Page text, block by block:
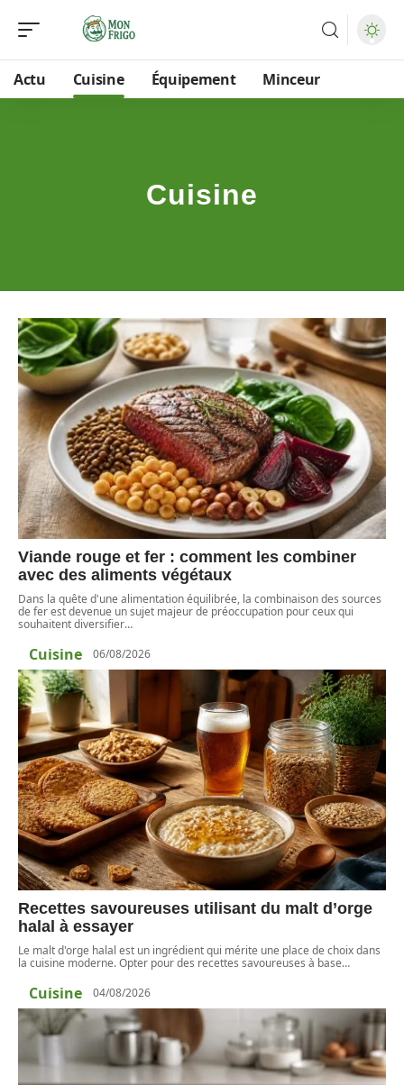
Actu Cuisine Équipement Minceur
Cuisine
Viande rouge et fer : comment les combiner
avec des aliments végétaux
Dans la quête d'une alimentation équilibrée, la combinaison des sources
de fer est devenue un sujet majeur de préoccupation pour ceux qui
souhaitent diversifier…
Cuisine 06/08/2026
Recettes savoureuses utilisant du malt d’orge
halal à essayer
Le malt d'orge halal est un ingrédient qui mérite une place de choix dans
la cuisine moderne. Opter pour des recettes savoureuses à base…
Cuisine 04/08/2026